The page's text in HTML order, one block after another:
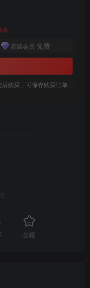
高级会员 免费
购买，可保存购买订单
收藏